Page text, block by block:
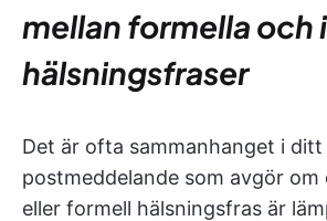
mellan formella och
hälsningsfraser
Det är ofta sammanhanget i ditt
postmeddelande som avgör om
eller formell hälsningsfras är